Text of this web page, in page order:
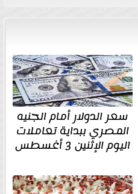
سعر الدولار أمام الجنيه
المصري ببداية تعاملات
اليوم الإثنين 3 أغسطس